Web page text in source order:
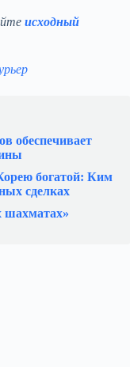
исходный
обеспечивает
богатой: Ким
сделках